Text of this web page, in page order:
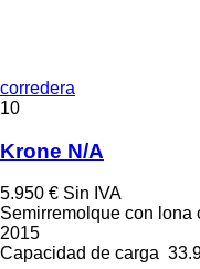
corredera
10
Krone N/A
5.950 € Sin IVA
Semirremolque con lona
2015
Capacidad de carga